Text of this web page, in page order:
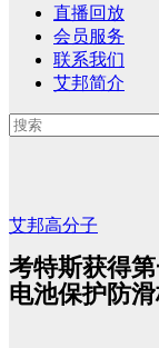
直播回放
会员服务
联系我们
艾邦简介
艾邦高分子
考特斯​获得
电池保护防